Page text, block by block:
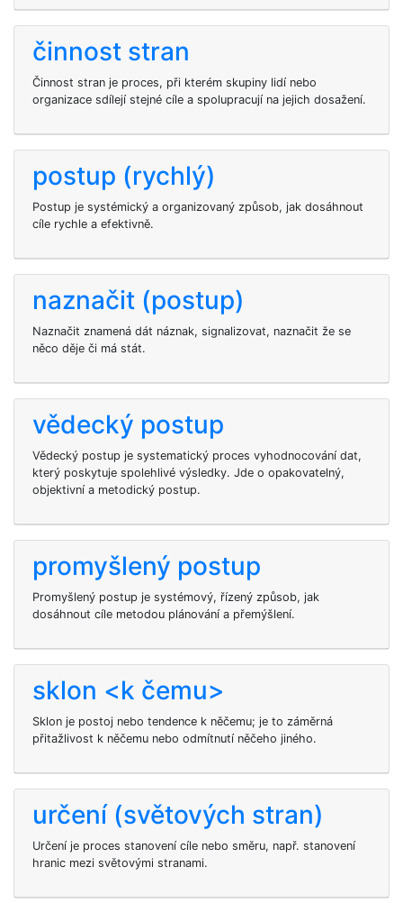
činnost stran
Činnost stran je proces, při kterém skupiny lidí nebo
organizace sdílejí stejné cíle a spolupracují na jejich dosažení.
postup (rychlý)
Postup je systémický a organizovaný způsob, jak dosáhnout
cíle rychle a efektivně.
naznačit (postup)
Naznačit znamená dát náznak, signalizovat, naznačit že se
něco děje či má stát.
vědecký postup
Vědecký postup je systematický proces vyhodnocování dat,
který poskytuje spolehlivé výsledky. Jde o opakovatelný,
objektivní a metodický postup.
promyšlený postup
Promyšlený postup je systémový, řízený způsob, jak
dosáhnout cíle metodou plánování a přemýšlení.
sklon <k čemu>
Sklon je postoj nebo tendence k něčemu; je to záměrná
přitažlivost k něčemu nebo odmítnutí něčeho jiného.
určení (světových stran)
Určení je proces stanovení cíle nebo směru, např. stanovení
hranic mezi světovými stranami.